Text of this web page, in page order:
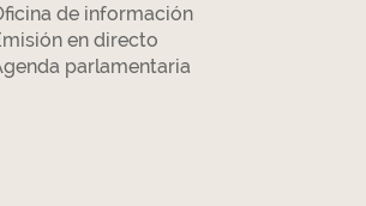
de información
en directo
parlamentaria